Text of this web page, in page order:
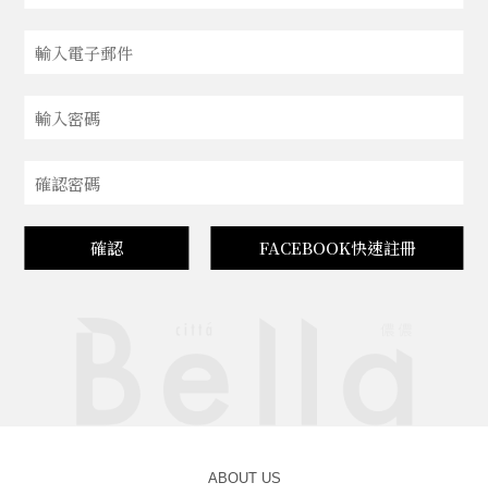
確認 FACEBOOK快速註冊
ABOUT US